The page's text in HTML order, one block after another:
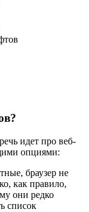
идет про веб-
опциями:
браузер не
как правило,
они редко
список